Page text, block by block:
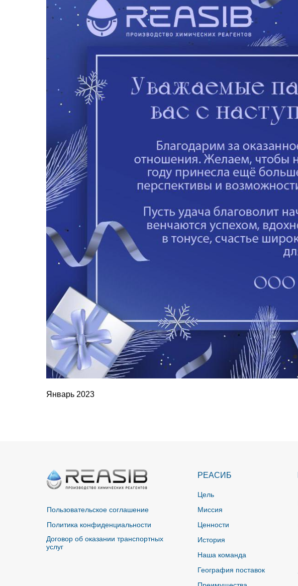
Январь 2023
РЕАСИБ
Цель
История
Наша команда
География поставок
Миссия
Ценности
Пользовательское соглашение
Политика конфиденциальности
Договор об оказании транспортных
услуг